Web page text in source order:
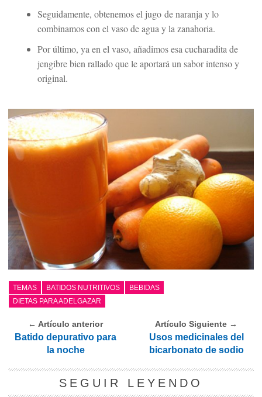
Seguidamente, obtenemos el jugo de naranja y lo
combinamos con el vaso de agua y la zanahoria.
Por último, ya en el vaso, añadimos esa cucharadita de
jengibre bien rallado que le aportará un sabor intenso y
original.
TEMAS BATIDOS NUTRITIVOS
BEBIDAS
DIETAS PARA ADELGAZAR
← Artículo anterior
Batido depurativo para
la noche
Artículo Siguiente →
Usos medicinales del
bicarbonato de sodio
SEGUIR LEYENDO